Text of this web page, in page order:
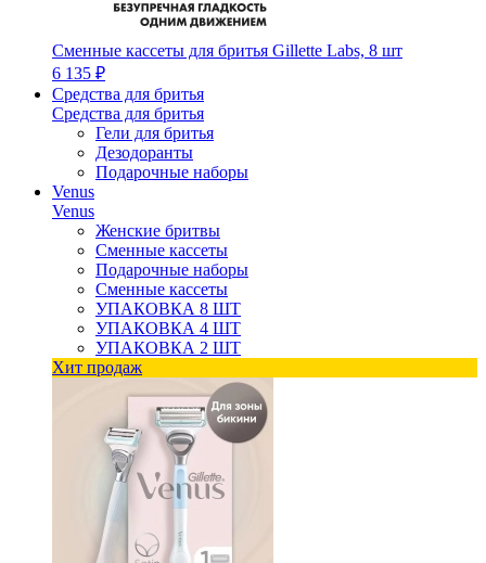
Сменные кассеты для бритья Gillette Labs, 8 шт
6 135 ₽
Средства для бритья
Средства для бритья
Гели для бритья
Дезодоранты
Подарочные наборы
Venus
Venus
Женские бритвы
Сменные кассеты
Подарочные наборы
Сменные кассеты
УПАКОВКА 8 ШТ
УПАКОВКА 4 ШТ
УПАКОВКА 2 ШТ
Хит продаж